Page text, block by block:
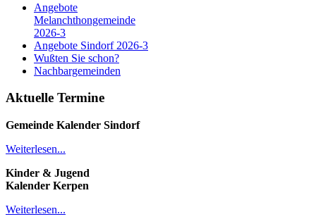
Angebote
Melanchthongemeinde
2026-3
Angebote Sindorf 2026-3
Wußten Sie schon?
Nachbargemeinden
Aktuelle Termine
Gemeinde Kalender Sindorf
Weiterlesen...
Kinder & Jugend
Kalender Kerpen
Weiterlesen...